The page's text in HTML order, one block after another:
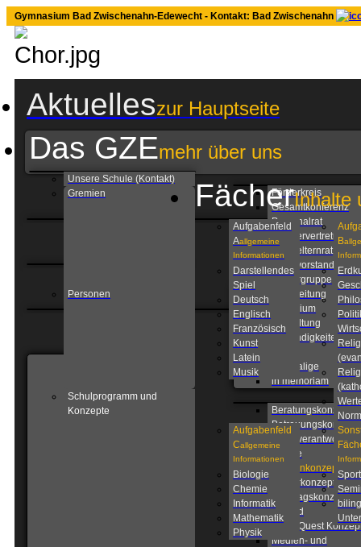
Gymnasium Bad Zwischenahn-Edewecht - Kontakt: Bad Zwischenahn
Aktuelleszur Hauptseite
Das GZEmehr über uns
Unsere Schule (Kontakt)
Gremien
Förderkreis
Gesamtkonferenz
Personalrat
Schülervertretung
Schulelternrat
Schulvorstand
Steuergruppe
Personen
Schulleitung
Kollegium
Verwaltung
Zuständigkeiten am
Ehemalige
in memoriam
Schulprogramm und
Konzepte
Beratungskonzept
Betreuungskonzept
Schule
Fahrtenkonzept
Förderkonzept
Ganztagskonzept
Leitbild
Lions Quest
Medien- und
FächerInhalte
Aufgabenfeld
Aallgemeine
Informationen
Darstellendes
Spiel
Deutsch
Englisch
Französisch
Kunst
Latein
Musik
B
Aufgabenfeld
Callgemeine
Informationen
Biologie
Chemie
Informatik
Mathematik
Physik
Sport